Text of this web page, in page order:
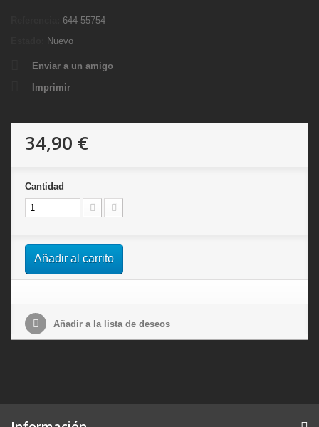
644-55754
Nuevo
Enviar a un amigo
Imprimir
34,90 €
Cantidad
Añadir al carrito
Añadir a la lista de deseos